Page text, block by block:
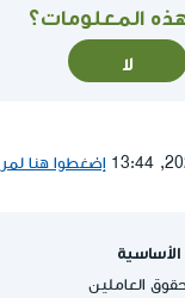
المعلومات؟
لا
إضغطوا هنا
العاملين